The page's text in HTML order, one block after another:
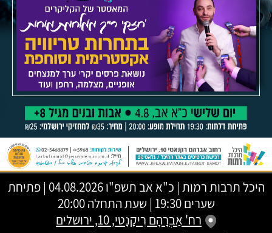
היכל תרבות רמות | כ"א אב תשפ"ו
04.08.2026 | פתיחת
שערים 19:30 | שעת התחלה 20:00
רח' אַבְרָהָם רֵיקָנָטי, 10, ירושלים